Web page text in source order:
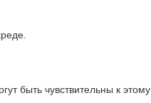
быть чувствительны к этому